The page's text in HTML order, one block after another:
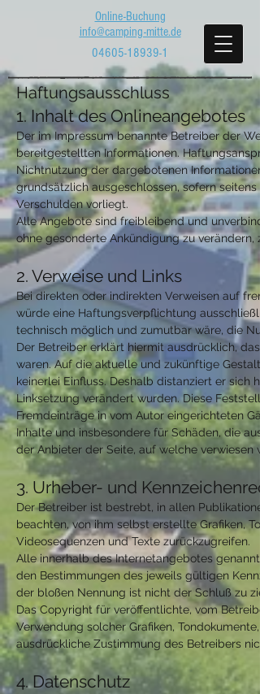
04605-18939-1
info@camping-mitte.de
Online-Buchung
Haftungsausschluss
1. Inhalt des Onlineangebotes
Der im Impressum benannte Betreiber der
bereitgestellten Informationen.
Nichtnutzung der dargebotenen
grundsätzlich ausgeschlossen, sofern
Verschulden vorliegt.
Alle Angebote sind freibleibend und
ohne gesonderte Ankündigung zu
2. Verweise und Links
Bei direkten oder indirekten Verweisen auf
würde eine Haftungsverpflichtung
technisch möglich und zumutbar wäre, die
Der Betreiber erklärt hiermit ausdrücklich,
waren. Auf die aktuelle und zukünftige
keinerlei Einfluss. Deshalb distanziert er
Linksetzung verändert wurden. Diese
Fremdeinträge in vom Autor eingerichteten
Inhalte und insbesondere für Schäden, die
der Anbieter der Seite, auf welche
3. Urheber- und
Der Betreiber ist bestrebt, in allen
beachten, von ihm selbst erstellte Grafiken,
Videosequenzen und Texte zurückzugreifen.
Alle innerhalb des Internetangebotes
den Bestimmungen des jeweils gültigen
der bloßen Nennung ist nicht der Schluß zu
Das Copyright für veröffentlichte, vom
Verwendung solcher Grafiken,
ausdrückliche Zustimmung des Betreibers
4. Datenschutz